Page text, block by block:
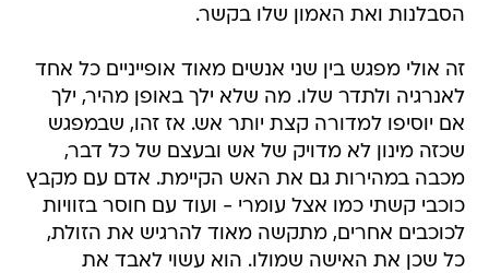
הסבלנות ואת האמון שלו בקשר.
זה אולי מפגש בין שני אנשים מאוד אופייניים כל אחד
לאנרגיה ולתדר שלו. מה שלא ילך באופן מהיר, ילך
אם יוסיפו למדורה קצת יותר אש. אז זהו, שבמפגש
שכזה מינון לא מדויק של אש ובעצם של כל דבר,
מכבה במהירות גם את האש הקיימת. אדם עם מקבץ
כוכבי קשתי כמו אצל עומרי - ועוד עם חוסר בזוויות
לכוכבים אחרים, מתקשה מאוד להרגיש את הזולת,
כל שכן את האישה שמולו. הוא עשוי לאבד את